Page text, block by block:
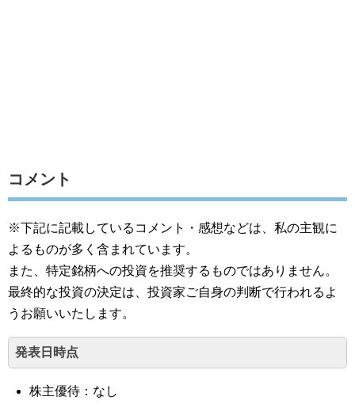
コメント
※下記に記載しているコメント・感想などは、私の主観に
よるものが多く含まれています。
また、特定銘柄への投資を推奨するものではありません。
最終的な投資の決定は、投資家ご自身の判断で行われるよ
うお願いいたします。
発表日時点
株主優待：なし